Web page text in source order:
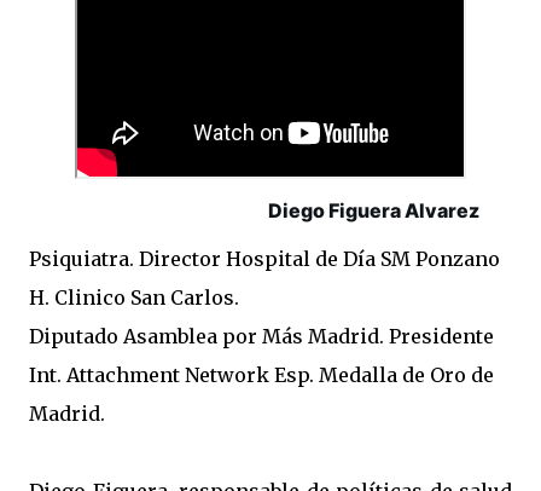
Diego Figuera Alvarez
Psiquiatra. Director Hospital de Día SM Ponzano
H. Clinico San Carlos.
Diputado Asamblea por Más Madrid. Presidente
Int. Attachment Network Esp. Medalla de Oro de
Madrid.